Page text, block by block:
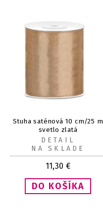
Stuha saténová 10 cm/25 m
svetlo zlatá
11,30 €
DETAIL
NA SKLADE